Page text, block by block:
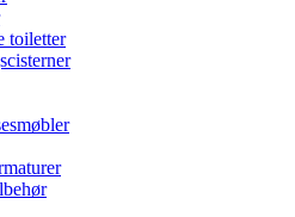
toiletter